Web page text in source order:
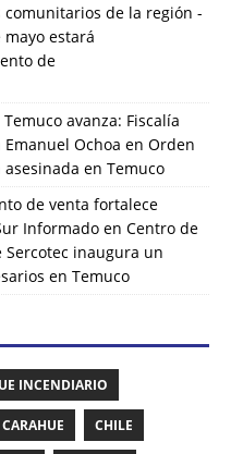
de la región -
mayo estará
de
avanza: Fiscalía
Ochoa en Orden
en Temuco
de venta fortalece
Informado en Centro de
Sercotec inaugura un
en Temuco
INCENDIARIO
CARAHUE CHILE